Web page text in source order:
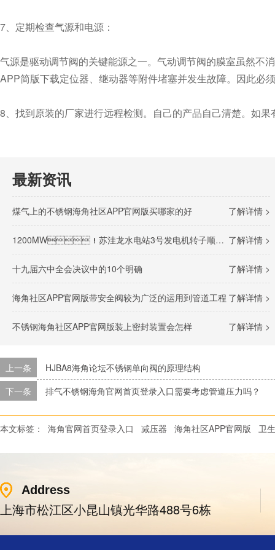
7、定期检查气源和电源：
气源是驱动调节阀的关键能源之一。气动调节阀的膜室虽然不消
APP简版下载定位器、继动器等附件堵塞并发生故障。因此必须定
8、找到原装的厂家进行远程检测。自己的产品自己清楚
最新资讯
了解详情 >
煤气上的不锈钢海角社区APP官网版买哪家的好
了解详情 >
1200MW！苏洼龙水电站3号发电机转子顺利完成吊装
了解详情 >
十九届六中全会决议中的10个明确
了解详情 >
海角社区APP官网版带安全阀较为广泛的运用到管道工程
了解详情 >
不锈钢海角社区APP官网版装上密封装置会怎样
上一条
HJBA8海角论坛不锈钢单向阀的原理结构
下一条
排气不锈钢海角官网首页登录入口需要考虑管道压力吗？
本文标签： 海角官网首页登录入口 减压器 海角社区APP官网版 卫
Address
上海市松江区小昆山镇光华路488号6栋